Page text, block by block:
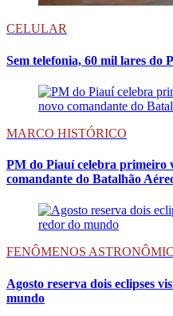
CELULAR
Sem telefonia, 60 mil lares do
MARCO HISTÓRICO
PM do Piauí celebra primeiro
comandante do Batalhão
FENÔMENOS
Agosto reserva dois eclipses
mundo